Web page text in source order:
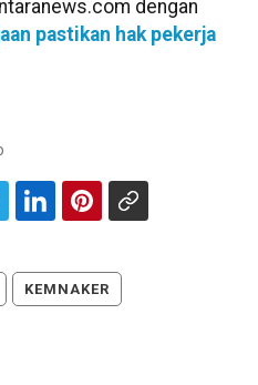
dengan
pastikan hak pekerja
KEMNAKER